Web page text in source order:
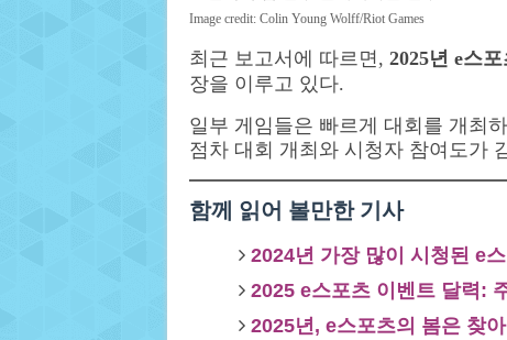
Image credit: Colin Young Wolff/Riot Games
최근 보고서에 따르면, 2025년 e스포
장을 이루고 있다.
일부 게임들은 빠르게 대회를 개최
점차 대회 개최와 시청자 참여도가
함께 읽어 볼만한 기사
2024년 가장 많이 시청된 e
2025 e스포츠 이벤트 달력:
2025년, e스포츠의 봄은 찾